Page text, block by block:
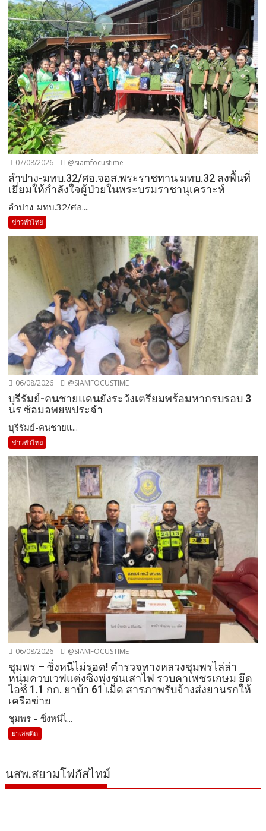
07/08/2026 @siamfocustime
ลำปาง-มทบ.32/ศอ.จอส.พระราชทาน มทบ.32 ลงพื้นที่
เยี่ยมให้กำลังใจผู้ป่วยในพระบรมราชานุเคราะห์
ลำปาง-มทบ.32/ศอ....
ข่าวทั่วไทย
06/08/2026 @SIAMFOCUSTIME
บุรีรัมย์-คนชายแดนยังระวังเตรียมพร้อมหากรบรอบ 3
นร ซ้อมอพยพประจำ
บุรีรัมย์-คนชายแ...
ข่าวทั่วไทย
06/08/2026 @SIAMFOCUSTIME
ชุมพร – ซิ่งหนีไม่รอด! ตำรวจทางหลวงชุมพรไล่ล่า
หนุ่มควบเวฟแต่งซิ่งพุ่งชนเสาไฟ รวบคาเพชรเกษม ยึด
ไอซ์ 1.1 กก. ยาบ้า 61 เม็ด สารภาพรับจ้างส่งยานรกให้
เครือข่าย
ชุมพร – ซิ่งหนีไ...
ยาเสพติด
นสพ.สยามโฟกัสไทม์